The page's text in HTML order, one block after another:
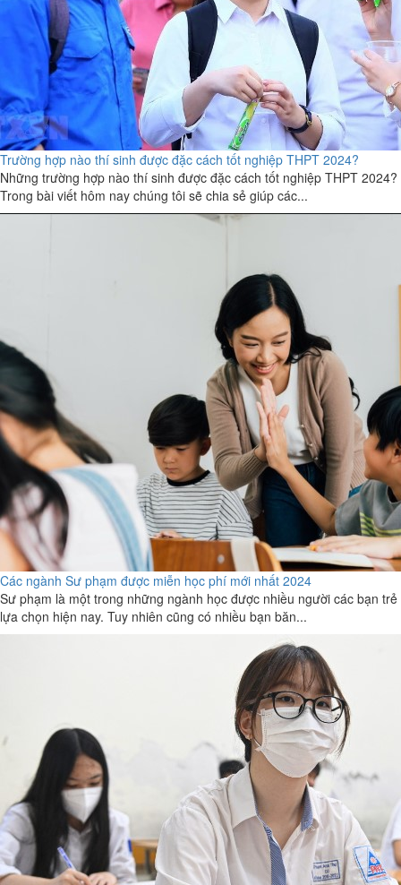
Trường hợp nào thí sinh được đặc cách tốt nghiệp THPT 2024?
Những trường hợp nào thí sinh được đặc cách tốt nghiệp THPT 2024?
Trong bài viết hôm nay chúng tôi sẽ chia sẻ giúp các...
Các ngành Sư phạm được miễn học phí mới nhất 2024
Sư phạm là một trong những ngành học được nhiều người các bạn trẻ
lựa chọn hiện nay. Tuy nhiên cũng có nhiều bạn băn...